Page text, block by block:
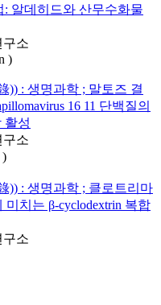
: 알데히드와 산무수화물
구소
)
)) : 생명과학 ; 말토즈 결
16 11 단백질의
활성
구소
)
)) : 생명과학 ; 클로트리마
치는 β-cyclodextrin 복합
구소